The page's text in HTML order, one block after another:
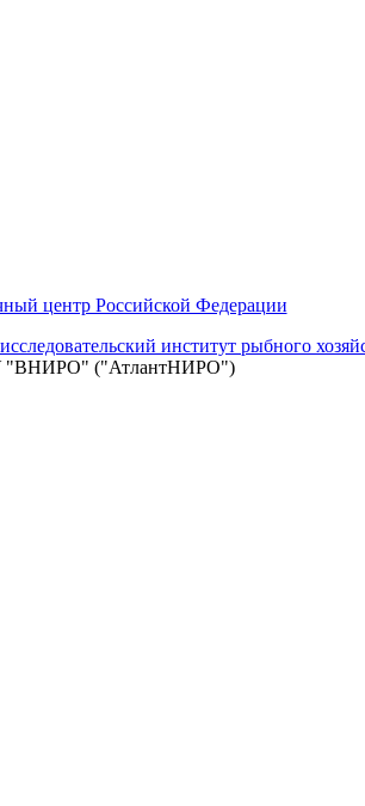
центр Российской Федерации
институт рыбного
"ВНИРО" ("АтлантНИРО")